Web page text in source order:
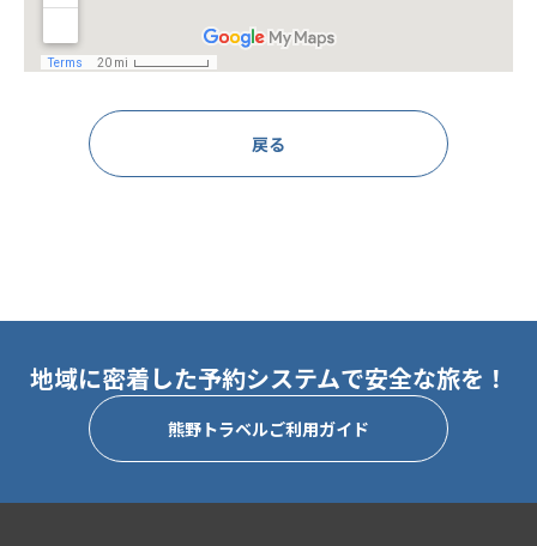
戻る
地域に密着した予約システムで安全な旅を！
熊野トラベルご利用ガイド